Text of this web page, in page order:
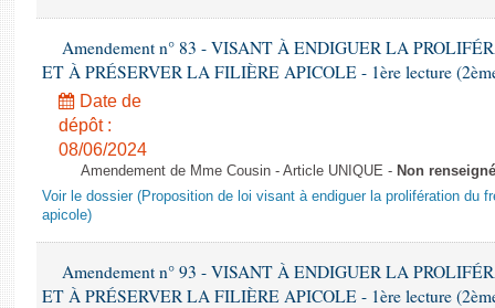
Amendement n° 83 - VISANT À ENDIGUER LA
ET À PRÉSERVER LA FILIÈRE APICOLE - 1ère lecture
Date de
dépôt :
08/06/2024
Amendement de Mme Cousin - Article UNIQUE - Non renseigné
Voir le dossier (Proposition de loi visant à endiguer la prolifération du
apicole)
Amendement n° 93 - VISANT À ENDIGUER LA
ET À PRÉSERVER LA FILIÈRE APICOLE - 1ère lecture